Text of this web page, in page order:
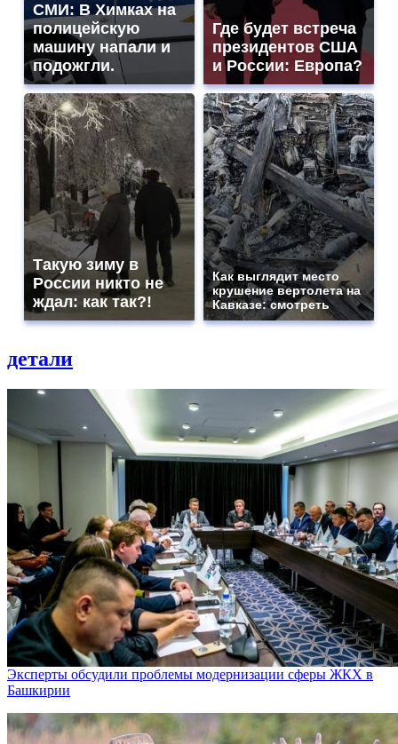
СМИ: В Химках на
полицейскую
машину напали и
подожгли.
Где будет встреча
президентов США
и России: Европа?
Такую зиму в
России никто не
ждал: как так?!
Как выглядит место
крушение вертолета на
Кавказе: смотреть
детали
Эксперты обсудили проблемы модернизации сферы ЖКХ в
Башкирии